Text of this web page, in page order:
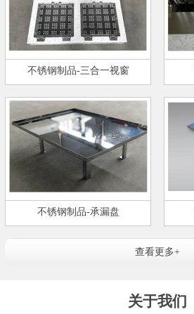
不锈钢制品-三合一视窗
不锈钢制品-承漏盘
查看更多+
关于我们